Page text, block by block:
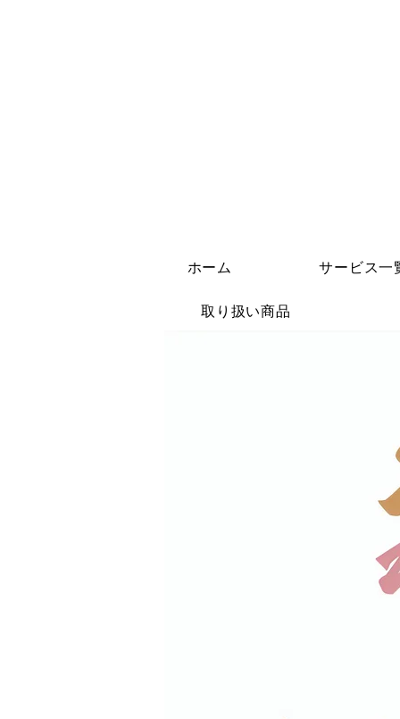
ホーム サービス一
取り扱い商品